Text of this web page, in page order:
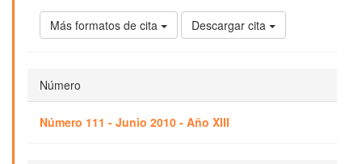
Más formatos de cita Descargar cita
Número
Número 111 - Junio 2010 - Año XIII